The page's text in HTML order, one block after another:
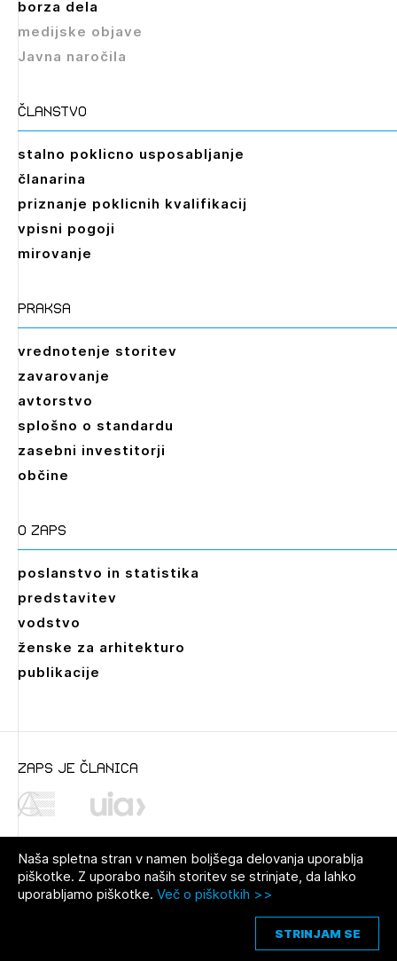
borza dela
medijske objave
Javna naročila
članstvo
stalno poklicno usposabljanje
članarina
priznanje poklicnih kvalifikacij
vpisni pogoji
mirovanje
praksa
vrednotenje storitev
zavarovanje
avtorstvo
splošno o standardu
zasebni investitorji
občine
O zaps
poslanstvo in statistika
predstavitev
vodstvo
ženske za arhitekturo
publikacije
zaps je članica
© 2021 Zbornica za arhitekturo in
Pravno obvestilo
Piškotki
Naša spletna stran v namen boljšega delovanja uporablja
piškotke. Z uporabo naših storitev se strinjate, da lahko
uporabljamo piškotke. Več o piškotkih >>
STRINJAM SE